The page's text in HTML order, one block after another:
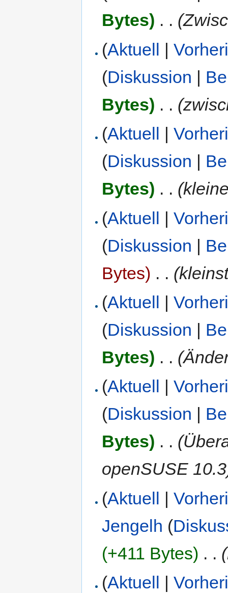
Bytes) . .
(Aktuell |
(Diskussion |
Bytes) . .
(Aktuell |
(Diskussion |
Bytes) . .
(Aktuell |
(Diskussion |
Bytes) . .
(Aktuell |
(Diskussion |
Bytes) . .
(Aktuell |
(Diskussion
Bytes) . .
openSUSE
(Aktuell |
Jengelh (
(+411 Bytes) . .
(Aktuell |